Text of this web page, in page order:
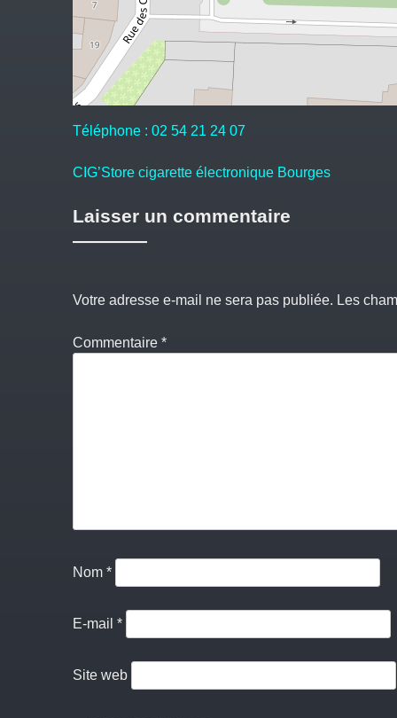
Téléphone : 02 54 21 24 07
Navigation
l’article
CIG’Store cigarette électronique Bourges
Laisser un commentaire
Votre adresse e-mail ne sera pas publiée. Les
Commentaire *
Nom *
E-mail *
Site web